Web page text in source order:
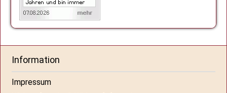
Information
Impressum